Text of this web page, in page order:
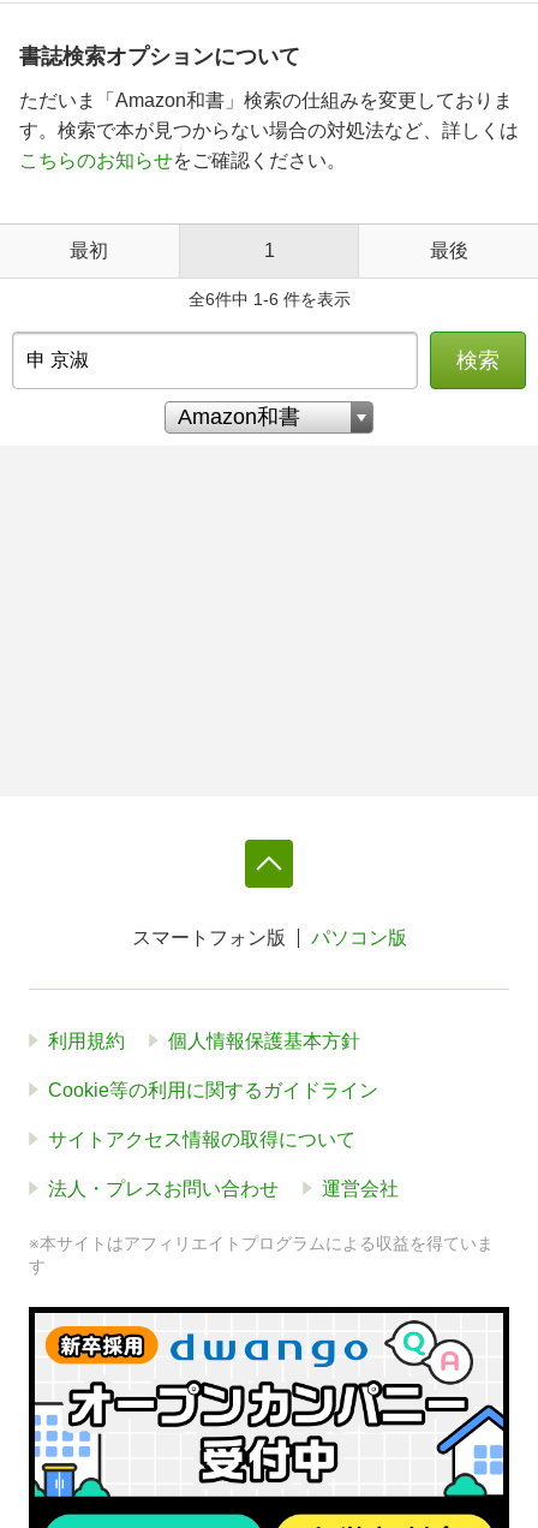
書誌検索オプションについて
ただいま「Amazon和書」検索の仕組みを変更しておりま
す。検索で本が見つからない場合の対処法など、詳しくは
こちらのお知らせをご確認ください。
最初 1 最後
全6件中 1-6 件を表示
検索
スマートフォン版 パソコン版
利用規約 個人情報保護基本方針
Cookie等の利用に関するガイドライン
サイトアクセス情報の取得について
法人・プレスお問い合わせ 運営会社
※本サイトはアフィリエイトプログラムによる収益を得ていま
す